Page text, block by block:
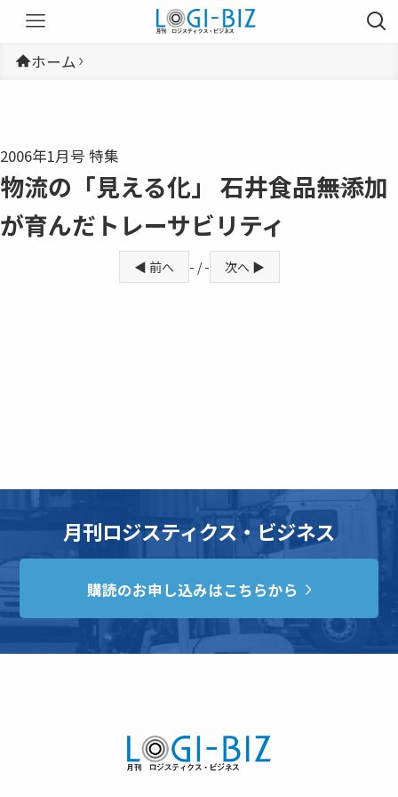
ホーム
2006年1月号 特集
物流の「見える化」 石井食品――無添加
が育んだトレーサビリティ
◀ 前へ - / - 次へ ▶
月刊ロジスティクス・ビジネス
購読のお申し込みはこちらから